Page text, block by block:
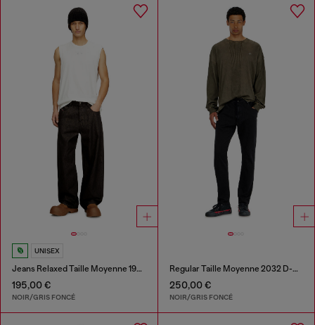
UNISEX
Jeans Relaxed Taille Moyenne 1997 D-Enim-M
195,00 €
NOIR/GRIS FONCÉ
Regular Taille Moyenne 2032 D-Krooley Joggjeans®
250,00 €
NOIR/GRIS FONCÉ